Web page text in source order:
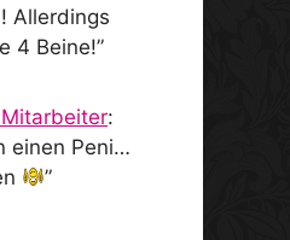
Allerdings
4 Beine!”
:
einen Peni…
”